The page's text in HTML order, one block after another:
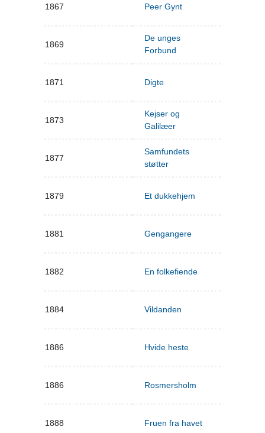
1867 Peer Gynt
1869
De unges
Forbund
1871 Digte
1873
Kejser og
Galilæer
1877
Samfundets
støtter
1879 Et dukkehjem
1881 Gengangere
1882 En folkefiende
1884 Vildanden
1886 Hvide heste
1886 Rosmersholm
1888 Fruen fra havet